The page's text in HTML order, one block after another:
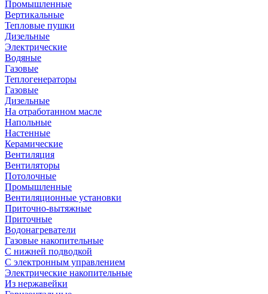
Промышленные
Вертикальные
Тепловые пушки
Дизельные
Электрические
Водяные
Газовые
Теплогенераторы
Газовые
Дизельные
На отработанном масле
Напольные
Настенные
Керамические
Вентиляция
Вентиляторы
Потолочные
Промышленные
Вентиляционные установки
Приточно-вытяжные
Приточные
Водонагреватели
Газовые накопительные
С нижней подводкой
С электронным управлением
Электрические накопительные
Из нержавейки